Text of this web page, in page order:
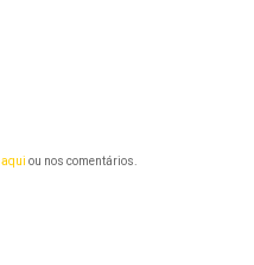
aqui ou nos comentários.